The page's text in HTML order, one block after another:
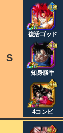
S
復活ゴッド
知身勝手
4コンビ